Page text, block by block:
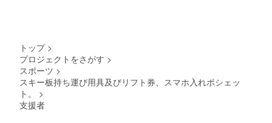
が7㎜、
輪の直
トップ >
プロジェクトをさがす >
スポーツ >
スキー板持ち運び用具及びリフト券、スマホ入れポシェッ
ト。
>
支援者